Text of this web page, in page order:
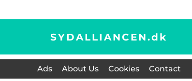
SYDALLIANCEN.dk
Ads About Us Cookies Contact